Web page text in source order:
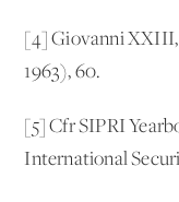
[4] Giovanni XXIII,
1963), 60.
[5] Cfr SIPRI
International